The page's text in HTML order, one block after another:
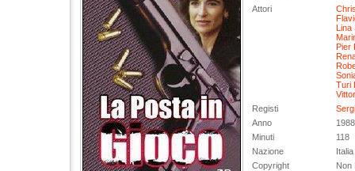
Attori
Lina
Pier
Turi
Registi
Anno
1988
Minuti
118
Nazione
Italia
Copyright
Non